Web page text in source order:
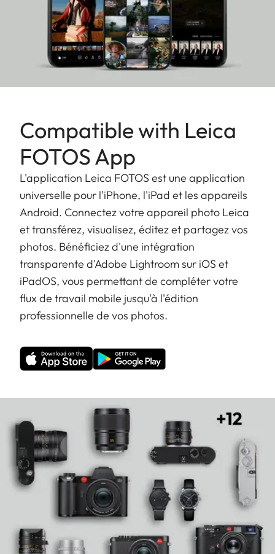
possède une interface utilisateur exceptionnelle
qui rend son utilisation intuitive et agréable. Il se
connecte rapidement à l’application Leica FOTOS
et s’intègre donc parfaitement aux processus
Compatible with Leica
FOTOS App
L'application Leica FOTOS est une application
universelle pour l'iPhone, l'iPad et les appareils
Android. Connectez votre appareil photo Leica
et transférez, visualisez, éditez et partagez vos
photos. Bénéficiez d'une intégration
transparente d'Adobe Lightroom sur iOS et
iPadOS, vous permettant de compléter votre
flux de travail mobile jusqu'à l'édition
professionnelle de vos photos.